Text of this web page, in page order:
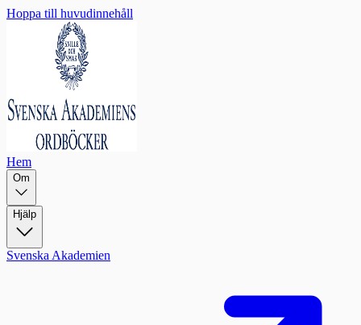
Hoppa till huvudinnehåll
Hem
Om
Hjälp
Svenska Akademien